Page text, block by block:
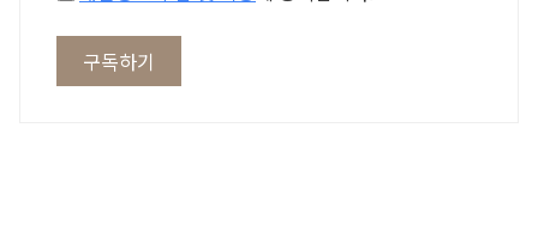
구독하기